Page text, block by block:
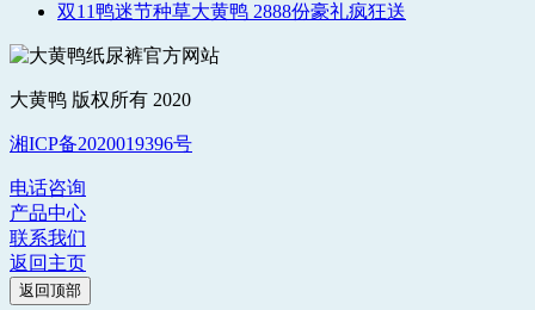
双11鸭迷节种草大黄鸭 2888份豪礼疯狂送
大黄鸭 版权所有 2020
湘ICP备2020019396号
电话咨询
产品中心
联系我们
返回主页
返回顶部